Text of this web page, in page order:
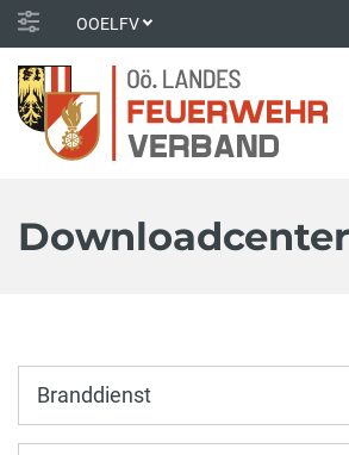
OOELFV
Downloadcenter